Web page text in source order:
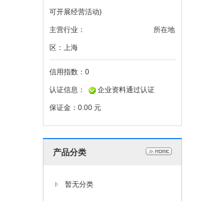
可开展经营活动)
主营行业： 所在地
区： 上海
信用指数： 0
认证信息： 企业资料通过认证
保证金： 0.00 元
产品分类
暂无分类